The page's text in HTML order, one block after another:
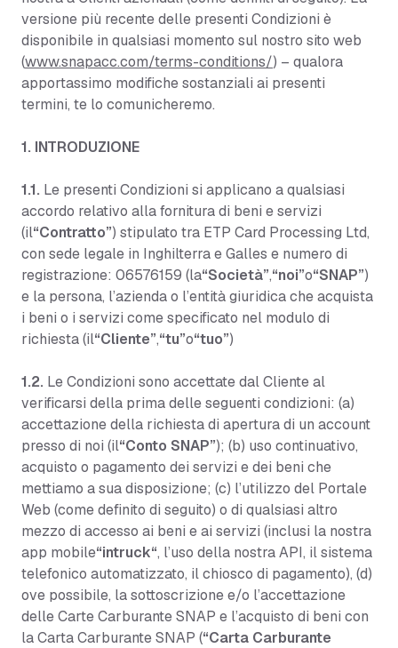
versione più recente delle presenti Condizioni è
disponibile in qualsiasi momento sul nostro sito web
(www.snapacc.com/terms-conditions/) – qualora
apportassimo modifiche sostanziali ai presenti
termini, te lo comunicheremo.
1. INTRODUZIONE
1.1. Le presenti Condizioni si applicano a qualsiasi
accordo relativo alla fornitura di beni e servizi
(il“Contratto”) stipulato tra ETP Card Processing Ltd,
con sede legale in Inghilterra e Galles e numero di
registrazione: 06576159 (la“Società”,“noi”o“SNAP”)
e la persona, l’azienda o l’entità giuridica che acquista
i beni o i servizi come specificato nel modulo di
richiesta (il“Cliente”,“tu”o“tuo”)
1.2. Le Condizioni sono accettate dal Cliente al
verificarsi della prima delle seguenti condizioni: (a)
accettazione della richiesta di apertura di un account
presso di noi (il“Conto SNAP”); (b) uso continuativo,
acquisto o pagamento dei servizi e dei beni che
mettiamo a sua disposizione; (c) l’utilizzo del Portale
Web (come definito di seguito) o di qualsiasi altro
mezzo di accesso ai beni e ai servizi (inclusi la nostra
app mobile“intruck“, l’uso della nostra API, il sistema
telefonico automatizzato, il chiosco di pagamento), (d)
ove possibile, la sottoscrizione e/o l’accettazione
delle Carte Carburante SNAP e l’acquisto di beni con
la Carta Carburante SNAP (“Carta Carburante